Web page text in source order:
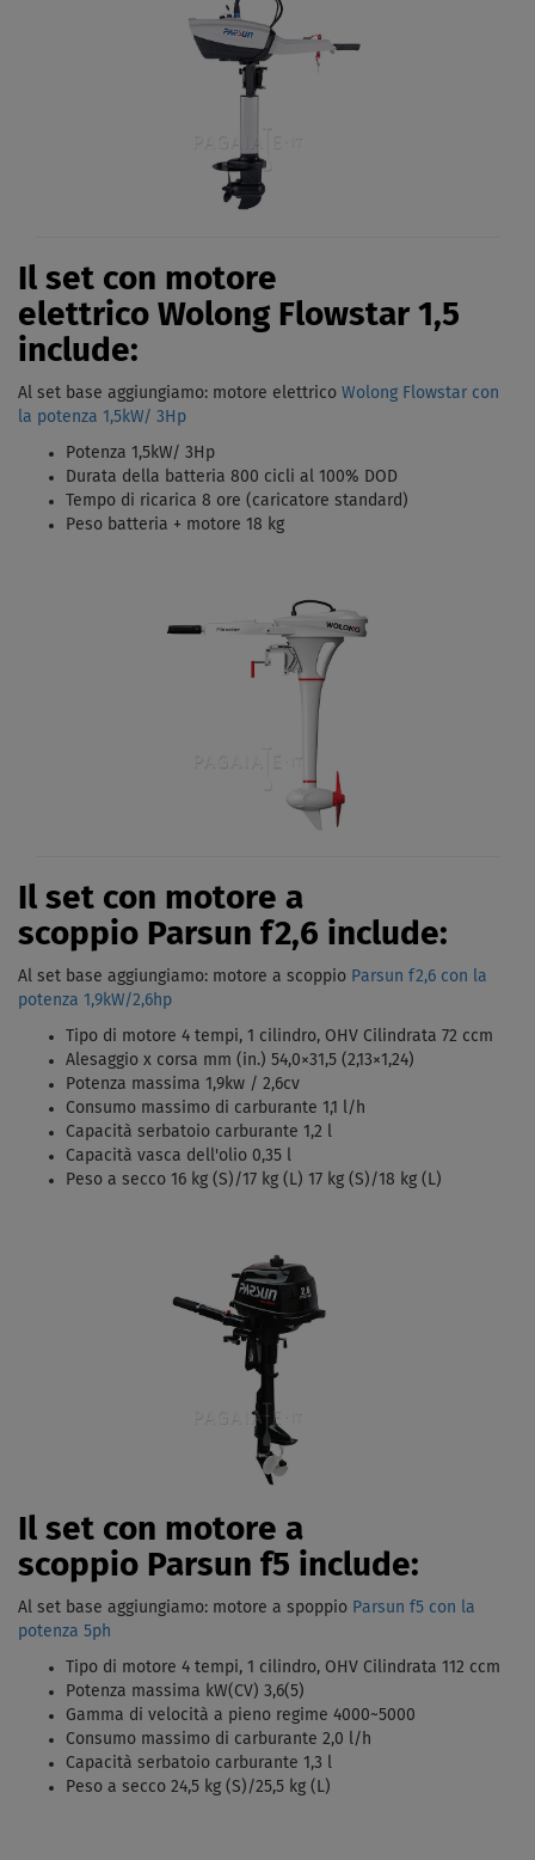
Il set con motore
elettrico Wolong Flowstar 1,5
include:
Al set base aggiungiamo: motore elettrico Wolong Flowstar con
la potenza 1,5kW/ 3Hp
Potenza 1,5kW/ 3Hp
Durata della batteria 800 cicli al 100% DOD
Tempo di ricarica 8 ore (caricatore standard)
Peso batteria + motore 18 kg
Il set con motore a
scoppio Parsun f2,6 include:
Al set base aggiungiamo: motore a scoppio Parsun f2,6 con la
potenza 1,9kW/2,6hp
Tipo di motore 4 tempi, 1 cilindro, OHV Cilindrata 72 ccm
Alesaggio x corsa mm (in.) 54,0×31,5 (2,13×1,24)
Potenza massima 1,9kw / 2,6cv
Consumo massimo di carburante 1,1 l/h
Capacità serbatoio carburante 1,2 l
Capacità vasca dell'olio 0,35 l
Peso a secco 16 kg (S)/17 kg (L) 17 kg (S)/18 kg (L)
Il set con motore a
scoppio Parsun f5 include:
Al set base aggiungiamo: motore a spoppio Parsun f5 con la
potenza 5ph
Tipo di motore 4 tempi, 1 cilindro, OHV Cilindrata 112 ccm
Potenza massima kW(CV) 3,6(5)
Gamma di velocità a pieno regime 4000~5000
Consumo massimo di carburante 2,0 l/h
Capacità serbatoio carburante 1,3 l
Peso a secco 24,5 kg (S)/25,5 kg (L)